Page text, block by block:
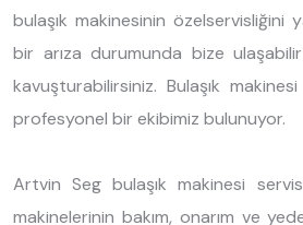
bulaşık makinesinin özelservisliğini
bir arıza durumunda bize ulaşabilir
kavuşturabilirsiniz. Bulaşık
profesyonel bir ekibimiz bulunuyor.
Artvin Seg bulaşık makinesi
makinelerinin bakım, onarım ve